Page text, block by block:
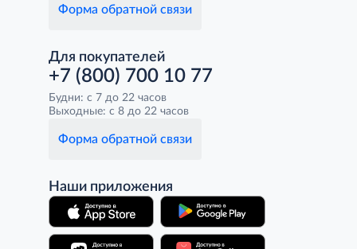
Форма обратной связи
Для покупателей
+7 (800) 700 10 77
Будни: с 7 до 22 часов
Выходные: с 8 до 22 часов
Форма обратной связи
Наши приложения